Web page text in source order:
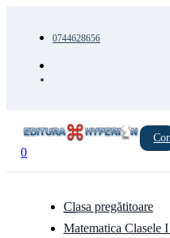
0744628656
0
Clasa pregătitoare
Matematica Clasele